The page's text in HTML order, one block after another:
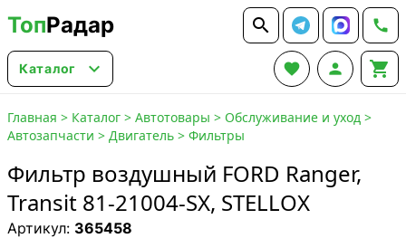
ТопРадар  
Каталог    
Главная > Каталог > Автотовары > Обслуживание и уход >
Автозапчасти > Двигатель > Фильтры
Фильтр воздушный FORD Ranger,
Transit 81-21004-SX, STELLOX
Артикул: 365458